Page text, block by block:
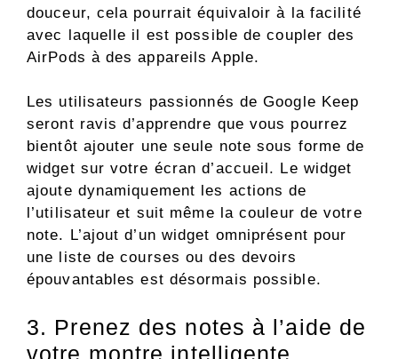
douceur, cela pourrait équivaloir à la facilité
avec laquelle il est possible de coupler des
AirPods à des appareils Apple.
Les utilisateurs passionnés de Google Keep
seront ravis d’apprendre que vous pourrez
bientôt ajouter une seule note sous forme de
widget sur votre écran d’accueil. Le widget
ajoute dynamiquement les actions de
l’utilisateur et suit même la couleur de votre
note. L’ajout d’un widget omniprésent pour
une liste de courses ou des devoirs
épouvantables est désormais possible.
3. Prenez des notes à l’aide de
votre montre intelligente